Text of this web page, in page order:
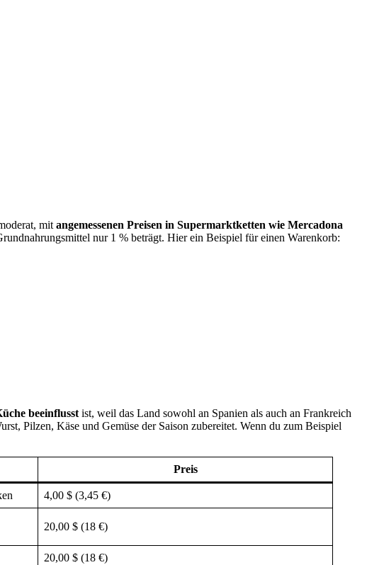
mit angemessenen Preisen in Supermarktketten wie Mercadona
nur 1 % beträgt. Hier ein Beispiel für einen Warenkorb:
beeinflusst ist, weil das Land sowohl an Spanien als auch an Frankreich
Pilzen, Käse und Gemüse der Saison zubereitet. Wenn du zum Beispiel
Preis
4,00 $ (3,45 €)
20,00 $ (18 €)
20,00 $ (18 €)